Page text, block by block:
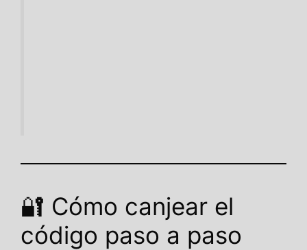
🔐 Cómo canjear el
código paso a paso